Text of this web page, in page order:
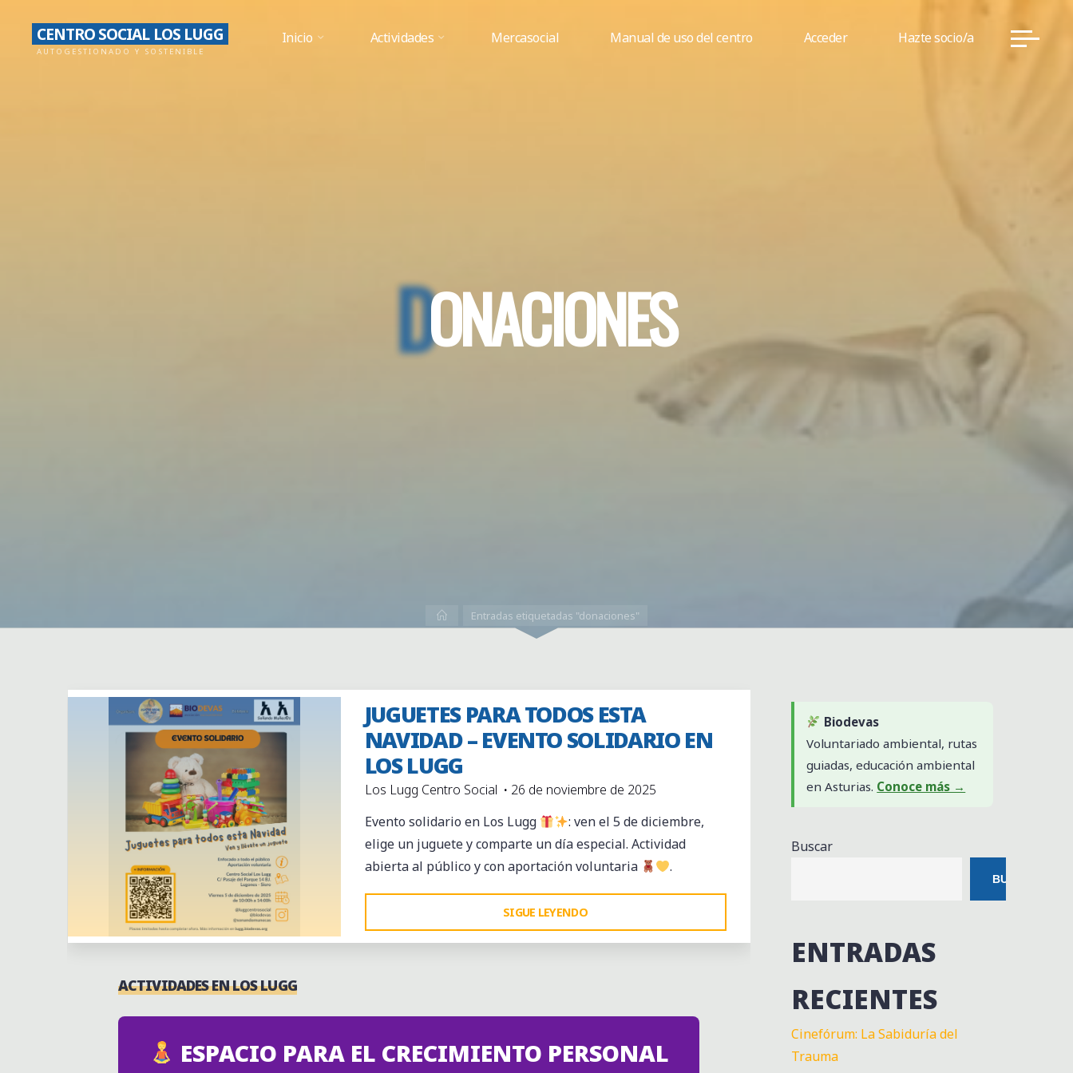
contenido
CENTRO SOCIAL LOS LUGG
AUTOGESTIONADO Y SOSTENIBLE
Inicio Actividades Mercasocial Manual de uso del centro Acceder Hazte socio/a
DONACIONES
InicioEntradas etiquetadas "donaciones"
Centro Social los Lugg
JUGUETES PARA TODOS ESTA
NAVIDAD – EVENTO SOLIDARIO EN
LOS LUGG
Los Lugg Centro Social
26 de noviembre de 2025
Evento solidario en Los Lugg
: ven el 5 de diciembre,
elige un juguete y comparte un día especial. Actividad
abierta al público y con aportación voluntaria
.
SIGUE LEYENDO
PARA
EVENTO
SOLIDARIO
ACTIVIDADES EN LOS LUGG
ESPACIO PARA EL CRECIMIENTO PERSONAL
Biodevas
Voluntariado ambiental, rutas
guiadas, educación ambiental
en Asturias. Conoce más →
Buscar
BUSCAR
ENTRADAS
RECIENTES
Cinefórum: La Sabiduría del
Trauma